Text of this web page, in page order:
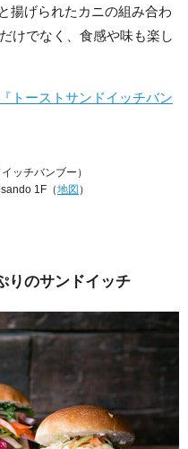
揚げられたカニの組み合わ
けでなく、食感や味も楽し
トーストサンドイッチバン
ッチバンブー）
1F（地図 ）
りのサンドイッチ